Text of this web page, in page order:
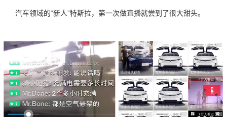
汽车领域的“新人”特斯拉，第一次做直播就尝到了很大甜头。